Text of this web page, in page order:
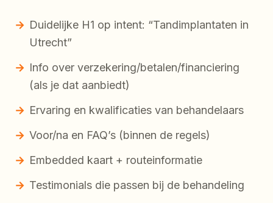
Duidelijke H1 op intent: “Tandimplantaten in
Utrecht”
Info over verzekering/betalen/financiering
(als je dat aanbiedt)
Ervaring en kwalificaties van behandelaars
Voor/na en FAQ’s (binnen de regels)
Embedded kaart + routeinformatie
Testimonials die passen bij de behandeling